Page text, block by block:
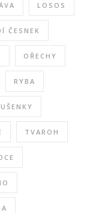
LOSOS
ČESNEK
OŘECHY
RYBA
TVAROH